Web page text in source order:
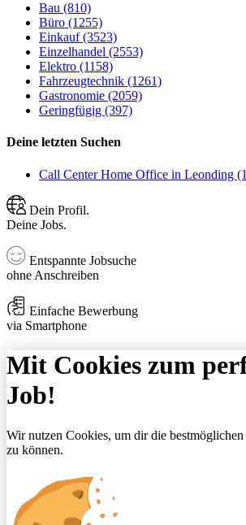
Bau (810)
Büro (1255)
Einkauf (3523)
Einzelhandel (2553)
Elektro (1158)
Fahrzeugtechnik (1261)
Gastronomie (2059)
Geringfügig (397)
Deine letzten Suchen
Call Center Home Office in Leonding
Dein Profil.
Deine Jobs.
Entspannte Jobsuche
ohne Anschreiben
Einfache Bewerbung
via Smartphone
Mit Cookies zum
Job!
Wir nutzen Cookies, um dir die bestmöglichen
zu können.